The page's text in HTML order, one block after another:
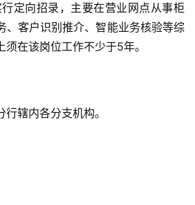
行定向招录，主要在营业网点从事柜
、客户识别推介、智能业务核验等综
在该岗位工作不少于5年。
辖内各分支机构。